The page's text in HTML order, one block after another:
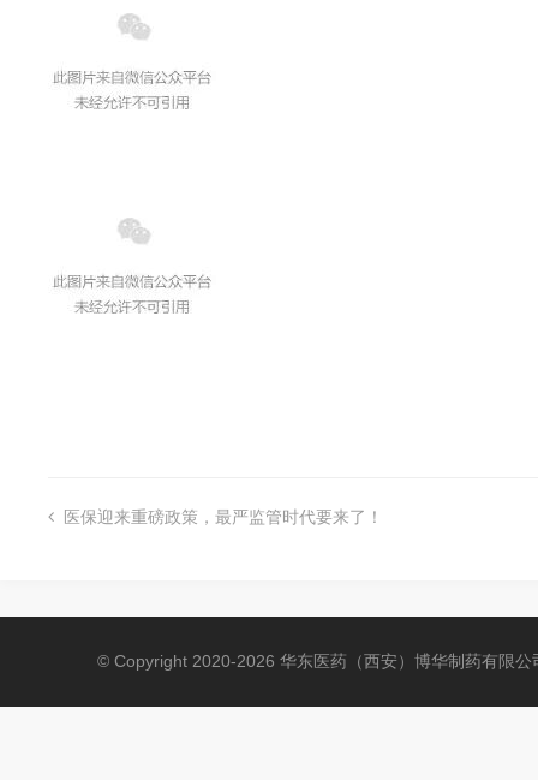
 医保迎来重磅政策，最严监管时代要来了！
© Copyright 2020-2026 华东医药（西安）博华制药有限